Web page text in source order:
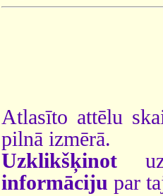
Atlasīto attēlu
pilnā izmērā.
Uzklikšķinot
informāciju par